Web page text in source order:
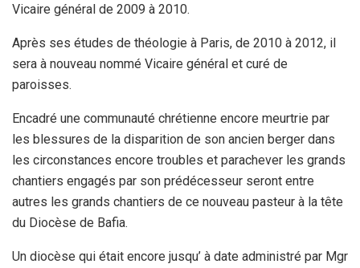
Vicaire général de 2009 à 2010.
Après ses études de théologie à Paris, de 2010 à 2012, il
sera à nouveau nommé Vicaire général et curé de
paroisses.
Encadré une communauté chrétienne encore meurtrie par
les blessures de la disparition de son ancien berger dans
les circonstances encore troubles et parachever les grands
chantiers engagés par son prédécesseur seront entre
autres les grands chantiers de ce nouveau pasteur à la tête
du Diocèse de Bafia.
Un diocèse qui était encore jusqu’ à date administré par Mgr